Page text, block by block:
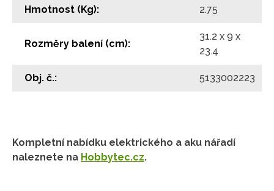
Hmotnost (Kg): 2.75
Rozměry balení (cm):
31.2 x 9 x
23.4
Obj. č.: 5133002223
Kompletní nabídku elektrického a aku nářadí
naleznete na Hobbytec.cz.